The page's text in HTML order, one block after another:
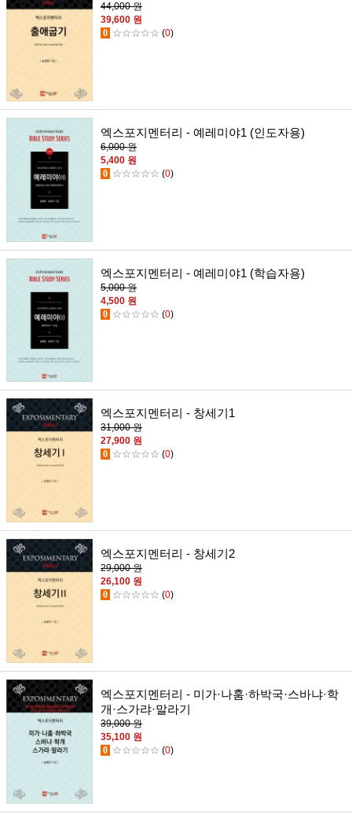
44,000 원
39,600 원
0 ☆☆☆☆☆ (0)
엑스포지멘터리 - 예레미야1 (인도자용)
6,000 원
5,400 원
0 ☆☆☆☆☆ (0)
엑스포지멘터리 - 예레미야1 (학습자용)
5,000 원
4,500 원
0 ☆☆☆☆☆ (0)
엑스포지멘터리 - 창세기1
31,000 원
27,900 원
0 ☆☆☆☆☆ (0)
엑스포지멘터리 - 창세기2
29,000 원
26,100 원
0 ☆☆☆☆☆ (0)
엑스포지멘터리 - 미가·나훔·하박국·스바냐·학
개·스가랴·말라기
39,000 원
35,100 원
0 ☆☆☆☆☆ (0)